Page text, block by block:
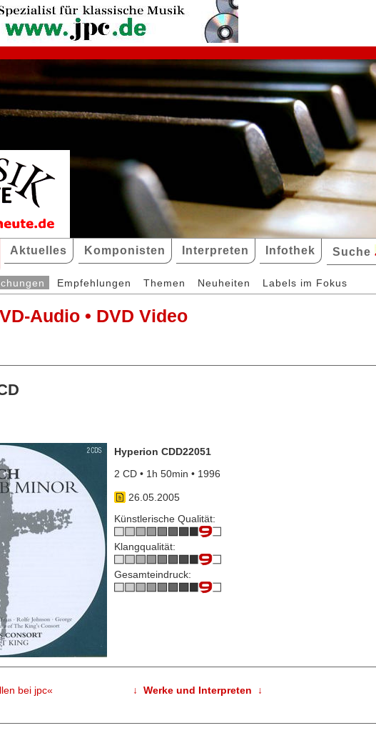
Aktuelles Komponisten Interpreten Infothek Suche
Empfehlungen Themen Neuheiten Labels im Fokus
Audio • DVD Video
Hyperion CDD22051
2 CD • 1h 50min • 1996
26.05.2005
Künstlerische Qualität:
Klangqualität:
Gesamteindruck:
bei jpc« ↓ Werke und Interpreten ↓